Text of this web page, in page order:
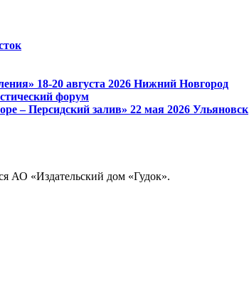
18-20 августа 2026 Нижний Новгород
форум
– Персидский залив» 22 мая 2026 Ульяновск
АО «Издательский дом «Гудок».